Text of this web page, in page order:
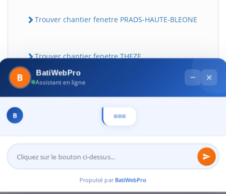
Trouver chantier fenetre PRADS-HAUTE-BLEONE
Trouver chantier fenetre THEZE
17
B
BatiWebPro
Assistant en ligne
B
Propulsé par BatiWebPro